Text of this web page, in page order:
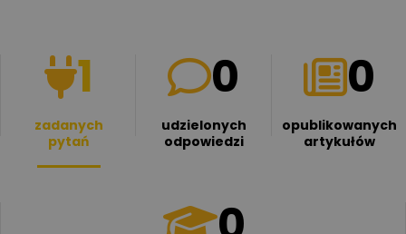
1
zadanych
pytań
0
udzielonych
odpowiedzi
0
opublikowanych
artykułów